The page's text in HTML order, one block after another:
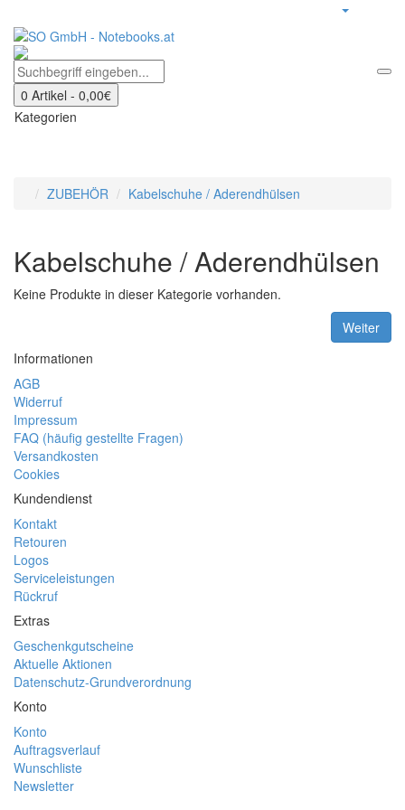
0 Artikel - 0,00€
Kategorien
ZUBEHÖR Kabelschuhe / Aderendhülsen
Kabelschuhe / Aderendhülsen
Keine Produkte in dieser Kategorie vorhanden.
Weiter
Informationen
AGB
Widerruf
Impressum
FAQ (häufig gestellte Fragen)
Versandkosten
Cookies
Kundendienst
Kontakt
Retouren
Logos
Serviceleistungen
Rückruf
Extras
Geschenkgutscheine
Aktuelle Aktionen
Datenschutz-Grundverordnung
Konto
Konto
Auftragsverlauf
Wunschliste
Newsletter